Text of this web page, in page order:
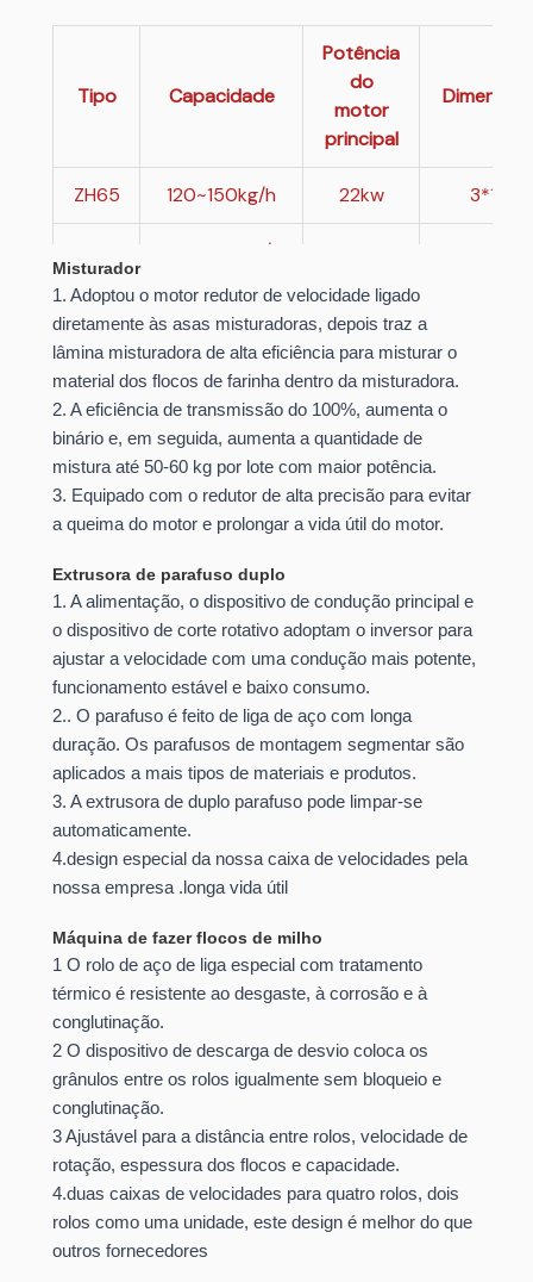
Tipo Capacidade
Potência
do
motor
principal
ZH65 120~150kg/h 22kw
200~250kg/h
ZH85 300~500kg/h 75kw
Misturador
1. Adoptou o motor redutor de velocidade ligado
diretamente às asas misturadoras, depois traz a
lâmina misturadora de alta eficiência para misturar o
material dos flocos de farinha dentro da misturadora.
2. A eficiência de transmissão do 100%, aumenta o
binário e, em seguida, aumenta a quantidade de
mistura até 50-60 kg por lote com maior potência.
3. Equipado com o redutor de alta precisão para evitar
a queima do motor e prolongar a vida útil do motor.
Extrusora de parafuso duplo
1. A alimentação, o dispositivo de condução principal e
o dispositivo de corte rotativo adoptam o inversor para
ajustar a velocidade com uma condução mais potente,
funcionamento estável e baixo consumo.
2.. O parafuso é feito de liga de aço com longa
duração. Os parafusos de montagem segmentar são
aplicados a mais tipos de materiais e produtos.
3. A extrusora de duplo parafuso pode limpar-se
automaticamente.
4.design especial da nossa caixa de velocidades pela
nossa empresa .longa vida útil
Máquina de fazer flocos de milho
1 O rolo de aço de liga especial com tratamento
térmico é resistente ao desgaste, à corrosão e à
conglutinação.
2 O dispositivo de descarga de desvio coloca os
grânulos entre os rolos igualmente sem bloqueio e
conglutinação.
3 Ajustável para a distância entre rolos, velocidade de
rotação, espessura dos flocos e capacidade.
4.duas caixas de velocidades para quatro rolos, dois
rolos como uma unidade, este design é melhor do que
outros fornecedores